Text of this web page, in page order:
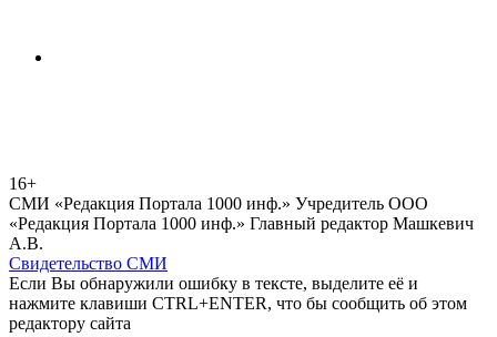
16+
СМИ «Редакция Портала 1000 инф.» Учредитель ООО
«Редакция Портала 1000 инф.» Главный редактор Машкевич
А.В.
Свидетельство СМИ
Если Вы обнаружили ошибку в тексте, выделите её и
нажмите клавиши CTRL+ENTER, что бы сообщить об этом
редактору сайта